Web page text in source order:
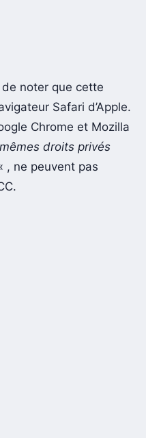
noter que cette
Safari d’Apple.
Chrome et Mozilla
droits privés
, ne peuvent pas